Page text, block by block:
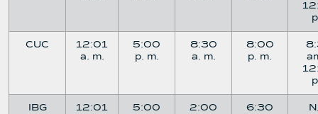
CUC
12:01
a. m.
5:00
p. m.
8:30
a. m.
8:00
p. m.
IBG
12:01
5:00
2:00
6:30